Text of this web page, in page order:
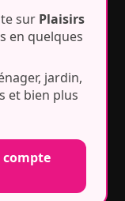
sur Plaisirs
en quelques
jardin,
et bien plus